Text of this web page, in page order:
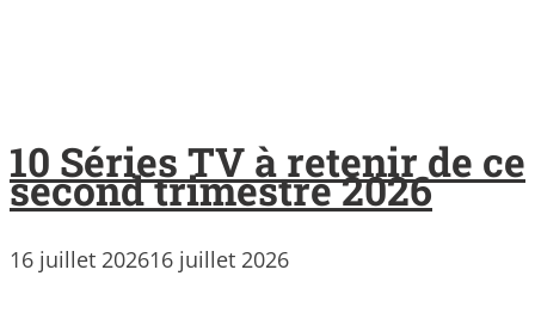
10 Séries TV à retenir de ce
second trimestre 2026
16 juillet 202616 juillet 2026